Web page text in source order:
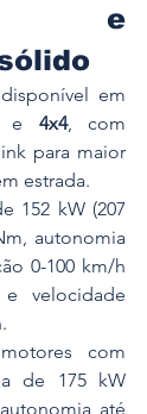
e
em
4x4, com
para maior
estrada.
152 kW (207
autonomia
0-100 km/h
e velocidade
com
de 175 kW